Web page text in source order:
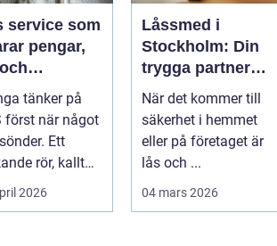
service som
pengar,
tänker på
först när något
Ett
rör, kallt
en
elle...
2026
Låssmed i
Stockholm: Din
trygga partner i
huvudstaden
När det kommer till
säkerhet i hemmet
eller på företaget är
lås och ...
04 mars 2026